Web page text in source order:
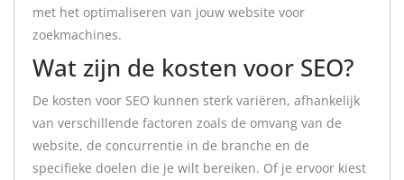
met het optimaliseren van jouw website voor
zoekmachines.
Wat zijn de kosten voor SEO?
De kosten voor SEO kunnen sterk variëren, afhankelijk
van verschillende factoren zoals de omvang van de
website, de concurrentie in de branche en de
specifieke doelen die je wilt bereiken. Of je ervoor kiest